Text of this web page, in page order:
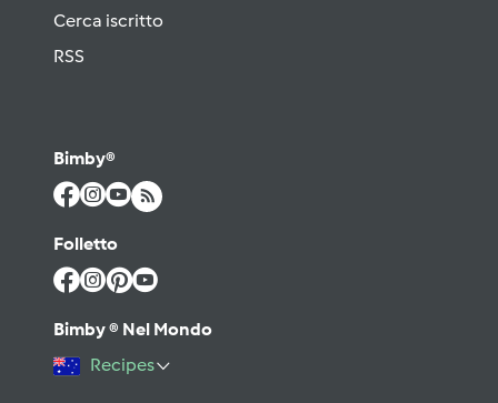
Cerca iscritto
RSS
Bimby®
Folletto
Bimby ® Nel Mondo
Recipes